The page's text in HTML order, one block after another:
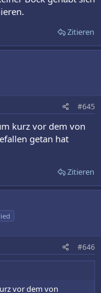
Zitieren
#645
kurz vor dem von
getan hat
Zitieren
#646
vor dem von